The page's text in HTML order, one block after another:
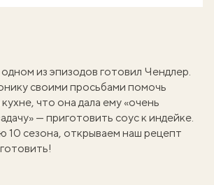
из эпизодов готовил Чендлер.
своими просьбами помочь
что она дала ему «очень
— приготовить соус к индейке.
10 сезона, открываем наш рецепт